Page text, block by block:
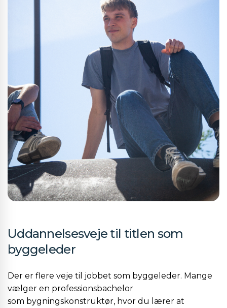
Uddannelsesveje til titlen som
byggeleder
Der er flere veje til jobbet som byggeleder. Mange
vælger en professionsbachelor
som bygningskonstruktør, hvor du lærer at